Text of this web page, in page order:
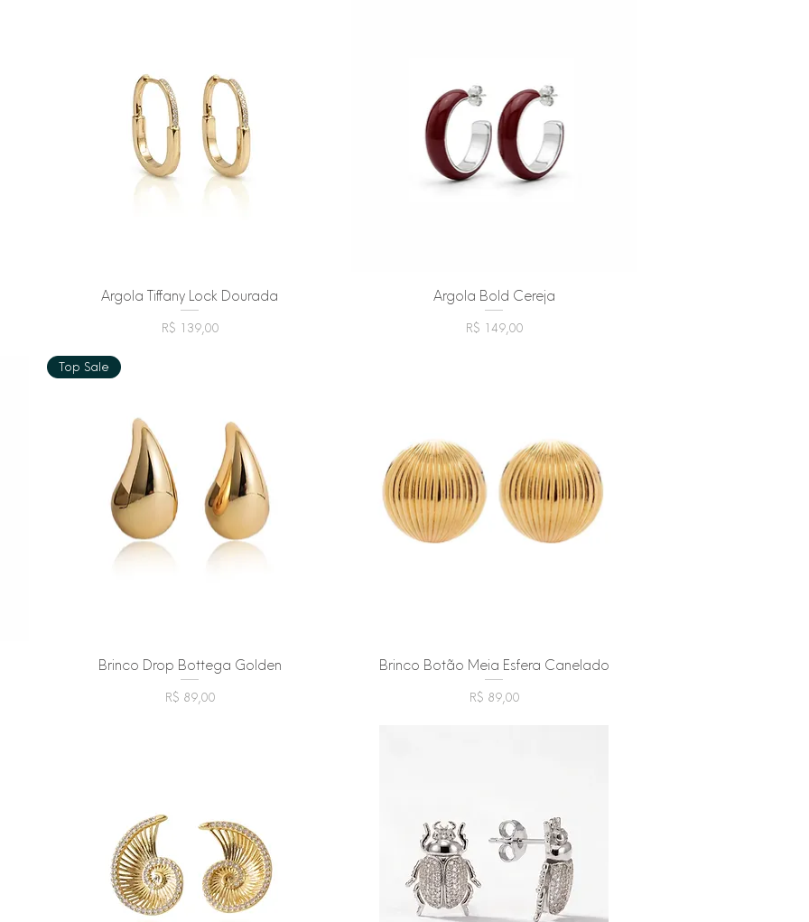
Visualização rápida
Argola Tiffany Lock Dourada
Preço
R$ 139,00
Visualização rápida
Argola Bold Cereja
Preço
R$ 149,00
Visualização rápida
Top Sale
Brinco Drop Bottega Golden
Preço
R$ 89,00
Visualização rápida
Brinco Botão Meia Esfera Canelado
Preço
R$ 89,00